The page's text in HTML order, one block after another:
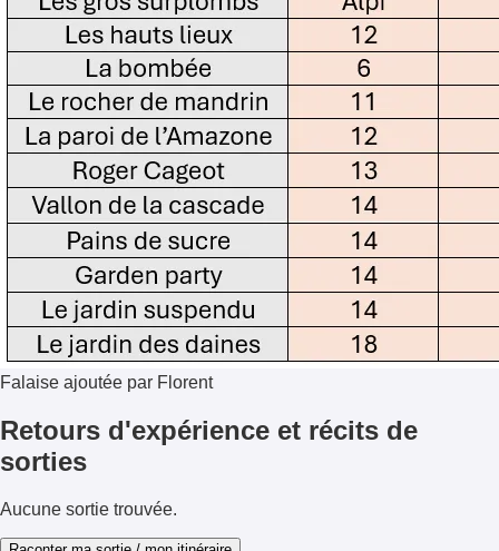
Falaise ajoutée par Florent
Retours d'expérience et récits de
sorties
Aucune sortie trouvée.